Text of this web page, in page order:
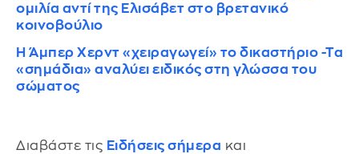
ομιλία αντί της Ελισάβετ στο βρετανικό
κοινοβούλιο
Η Άμπερ Χερντ «χειραγωγεί» το δικαστήριο -Τα
«σημάδια» αναλύει ειδικός στη γλώσσα του
σώματος
Διαβάστε τις Ειδήσεις σήμερα και